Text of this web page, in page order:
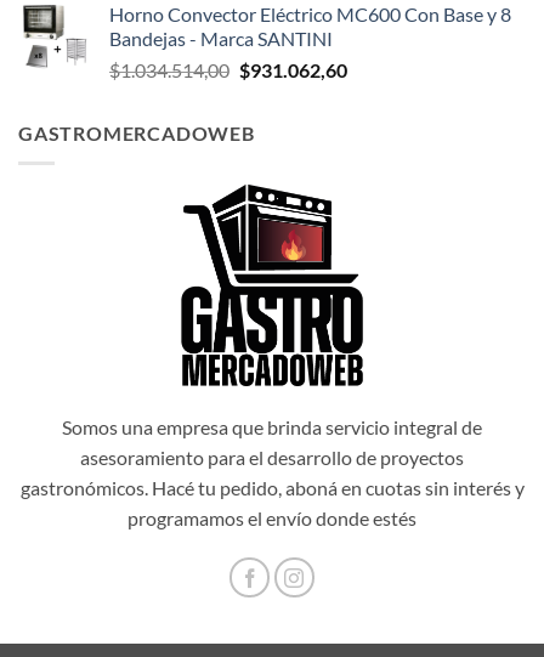
original
era:
$1.047.174,00.
actual
$942.456,60.
Horno Convector Eléctrico MC600 Con Base y 8
Bandejas - Marca SANTINI
$1.034.514,00 El
era:
$931.062,60El
GASTROMERCADOWEB
Somos una empresa que brinda servicio integral de
asesoramiento para el desarrollo de proyectos
gastronómicos. Hacé tu pedido, aboná en cuotas sin interés y
programamos el envío donde estés